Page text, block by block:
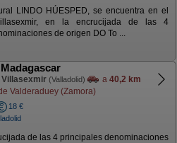
LINDO HÚESPED, se encuentra en el
en la encrucijada de las 4
de origen DO To ...
Villasexmir (Valladolid) a 40,2 km
Valderaduey (Zamora)
18 €
de las 4 principales denominaciones